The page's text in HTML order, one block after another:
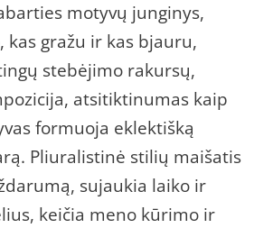
motyvų junginys,
kas gražu ir kas bjauru,
stebėjimo rakursų,
atsitiktinumas kaip
formuoja eklektišką
Pliuralistinė stilių maišatis
sujaukia laiko ir
keičia meno kūrimo ir